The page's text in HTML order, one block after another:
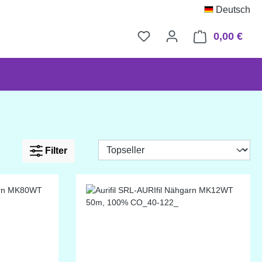
Deutsch
0,00 €
Filter